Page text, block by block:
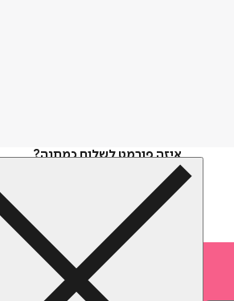
איזה פורמט לשלוח כמתנה?